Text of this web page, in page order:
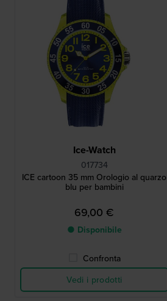
Ice-Watch
017734
ICE cartoon 35 mm Orologio al quarzo
blu per bambini
69,00 €
● Disponibile
Confronta
Vedi i prodotti